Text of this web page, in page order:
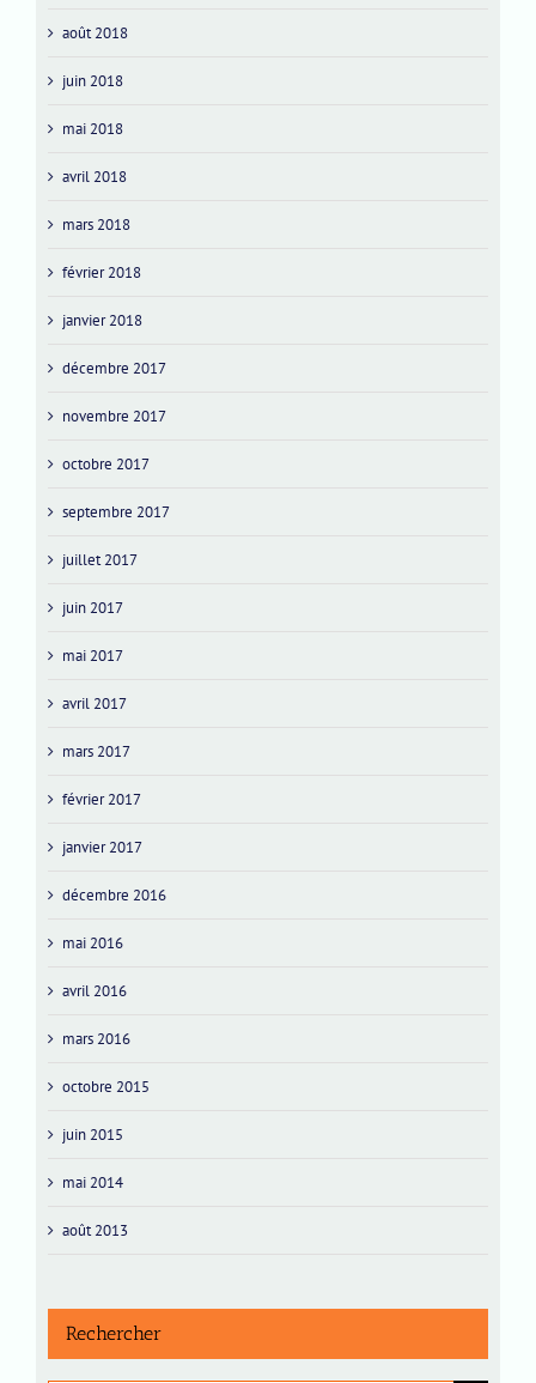
août 2018
juin 2018
mai 2018
avril 2018
mars 2018
février 2018
janvier 2018
décembre 2017
novembre 2017
octobre 2017
septembre 2017
juillet 2017
juin 2017
mai 2017
avril 2017
mars 2017
février 2017
janvier 2017
décembre 2016
mai 2016
avril 2016
mars 2016
octobre 2015
juin 2015
mai 2014
août 2013
Rechercher